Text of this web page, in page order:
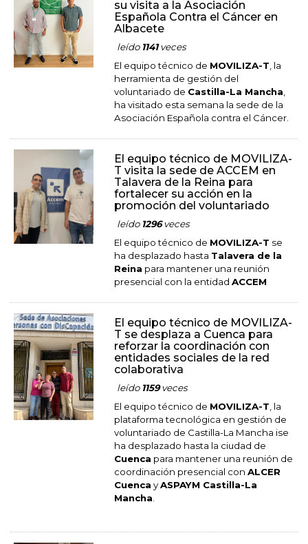
su visita a la Asociación
Española Contra el Cáncer en
Albacete
leído 1141veces
El equipo técnico de MOVILIZA-T , la
herramienta de gestión del
voluntariado de Castilla-La Mancha
ha visitado esta semana la sede de la
Asociación Española contra el Cáncer.
El equipo técnico de MOVILIZA-
T visita la sede de ACCEM en
Talavera de la Reina para
fortalecer su acción en la
promoción del voluntariado
leído 1296veces
El equipo técnico de MOVILIZA-T se
ha desplazado hasta Talavera de la
Reina para mantener una reunión
presencial con la entidad ACCEM
El equipo técnico de MOVILIZA-
T se desplaza a Cuenca para
reforzar la coordinación con
entidades sociales de la red
colaborativa
leído 1159veces
El equipo técnico de MOVILIZA-T , la
plataforma tecnológica en gestión de
voluntariado de Castilla-La Mancha ise
ha desplazado hasta la ciudad de
Cuenca para mantener una reunión de
coordinación presencial con ALCER
Cuenca yASPAYM Castilla-La
Mancha